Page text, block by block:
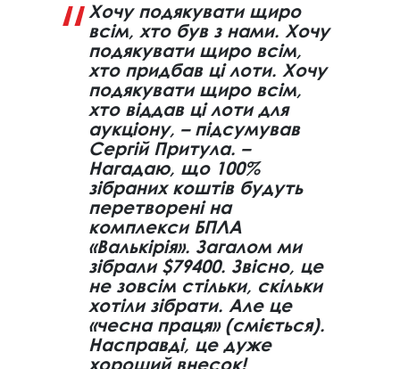
Хочу подякувати щиро
всім, хто був з нами. Хочу
подякувати щиро всім,
хто придбав ці лоти. Хочу
подякувати щиро всім,
хто віддав ці лоти для
аукціону, – підсумував
Сергій Притула. –
Нагадаю, що 100%
зібраних коштів будуть
перетворені на
комплекси БПЛА
«Валькірія». Загалом ми
зібрали $79400. Звісно, це
не зовсім стільки, скільки
хотіли зібрати. Але це
«чесна праця» (сміється).
Насправді, це дуже
хороший внесок!